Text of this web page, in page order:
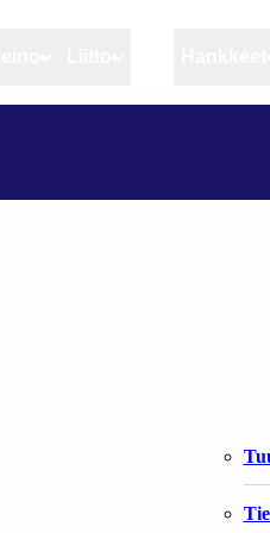
Artikkelit
tyttö”
http://areena.yle.fi/tv/1638828
kauas Nordkappin